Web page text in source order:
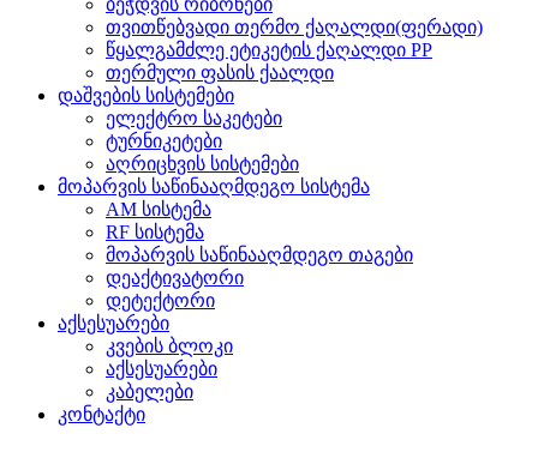
თვითწებვადი თერმო ქაღალდი(ფერადი)
წყალგამძლე ეტიკეტის ქაღალდი PP
თერმული ფასის ქაალდი
დაშვების სისტემები
ელექტრო საკეტები
ტურნიკეტები
აღრიცხვის სისტემები
მოპარვის საწინააღმდეგო სისტემა
AM სისტემა
RF სისტემა
მოპარვის საწინააღმდეგო თაგები
დეაქტივატორი
დეტექტორი
აქსესუარები
კვების ბლოკი
აქსესუარები
კაბელები
კონტაქტი